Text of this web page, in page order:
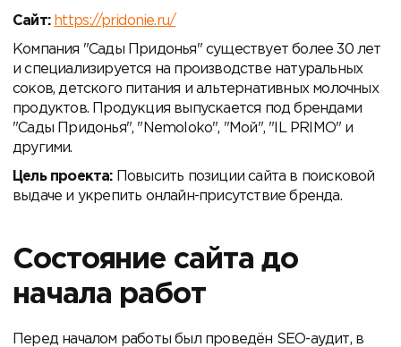
Сайт: https://pridonie.ru/
Компания "Сады Придонья" существует более 30 лет
и специализируется на производстве натуральных
соков, детского питания и альтернативных молочных
продуктов. Продукция выпускается под брендами
"Сады Придонья", "Nemoloko", "Мой", "IL PRIMO" и
другими.
Цель проекта:Повысить позиции сайта в поисковой
выдаче и укрепить онлайн-присутствие бренда.
Состояние сайта до
начала работ
Перед началом работы был проведён SEO-аудит, в